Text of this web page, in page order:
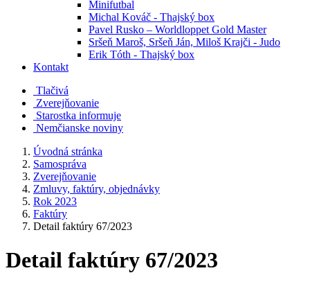
Minifutbal
Michal Kováč - Thajský box
Pavel Rusko – Worldloppet Gold Master
Sršeň Maroš, Sršeň Ján, Miloš Krajči - Judo
Erik Tóth - Thajský box
Kontakt
Tlačivá
Zverejňovanie
Starostka informuje
Nemčianske noviny
Úvodná stránka
Samospráva
Zverejňovanie
Zmluvy, faktúry, objednávky
Rok 2023
Faktúry
Detail faktúry 67/2023
Detail faktúry 67/2023